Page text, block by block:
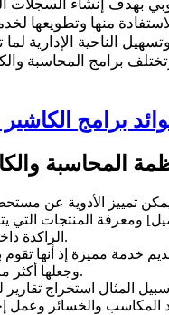
بهدف إنشاء
الناحية الإدارية
برامج المحاسبة
تمييز الأدوية عن
المنتجات التي
الراكدة داخل المخزن أو داخل الصيدلية.
خدمة مميزة إذ أنها تقوم
وجعلها أكثر مرونة وسرعة داخل الصيدلية.
المثال استخراج تقارير
المكاسب والخسائر وعمل